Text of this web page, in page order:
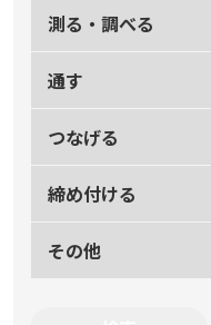
測る・調べる
通す
つなげる
締め付ける
その他